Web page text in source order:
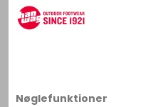
Nøglefunktioner